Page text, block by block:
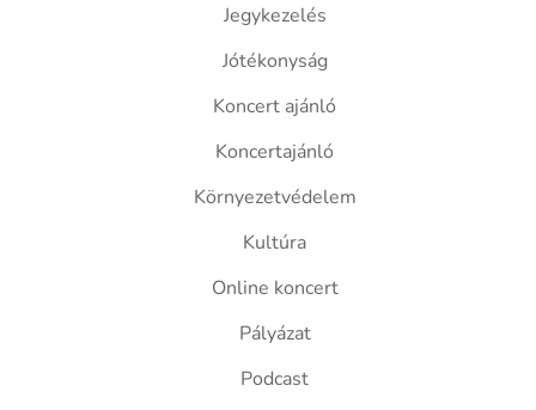
Jegykezelés
Jótékonyság
Koncert ajánló
Koncertajánló
Környezetvédelem
Kultúra
Online koncert
Pályázat
Podcast